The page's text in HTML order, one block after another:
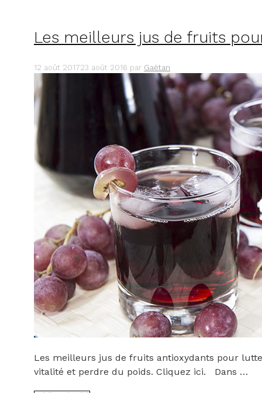
Les meilleurs jus de fruits
12 août 201723 août 2016 par Gaëtan
Les meilleurs jus de fruits antioxydants pour
vitalité et perdre du poids. Cliquez ici. Dans …